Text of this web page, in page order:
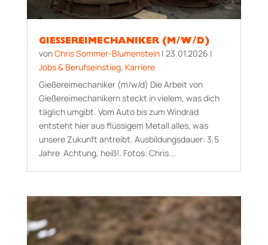
GIESSEREIMECHANIKER (M/W/D)
vonChris Sommer-Blumenstein| 23.01.2026 |
Jobs & Berufseinstieg, Karriere
Gießereimechaniker (m/w/d) Die Arbeit von
Gießereimechanikern steckt in vielem, was dich
täglich umgibt. Vom Auto bis zum Windrad
entsteht hier aus flüssigem Metall alles, was
unsere Zukunft antreibt. Aus­bildungs­dauer: 3,5
Jahre Achtung, heiß!. Fotos: Chris...